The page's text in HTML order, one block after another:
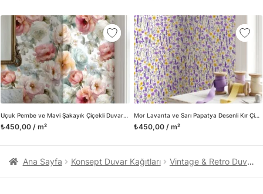
Uçuk Pembe ve Mavi Şakayık Çiçekli Duvar Kağıdı, Romantik Suluboya Desenli Vintage Duvar Posteri
₺450,00 / m²
Mor Lavanta ve Sarı Papatya Desenli Kır Çiçekleri Duvar Kağıdı, Canlı Renkli Botanik Duvar Posteri
₺450,00 / m²
üretimini ve satışını yapmaktadır. Duvar tasarımının önemini
biliyor ve evin en kritik dekorasyon alanı olduğunu kabul
ediyoruz. Bu nedenle ürün yelpazemizi sürekli genişletiyor ve
trendlere ayak uydurmanın yanı sıra yeni trendlerin oluşumunda
da öncü rol üstleniyoruz.
Herhangi bir soru ya da sorununuz olursa bizimle iletişime
geçebilirsiniz.
Ana Sayfa Konsept Duvar Kağıtları Vintage & Retro Duvar Kağıtları